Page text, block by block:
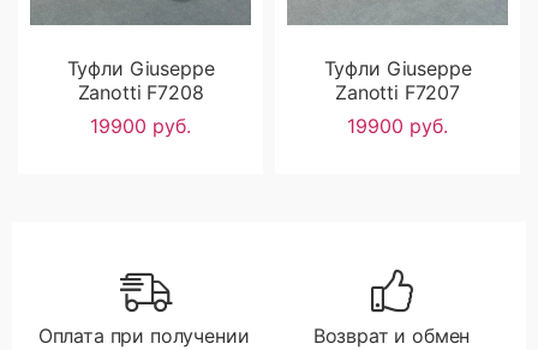
Туфли Giuseppe
Zanotti F7208
19900 руб.
Туфли Giuseppe
Zanotti F7207
19900 руб.
Оплата при получении Возврат и обмен